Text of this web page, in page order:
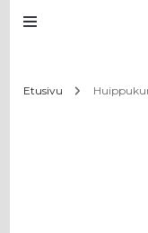
Etusivu